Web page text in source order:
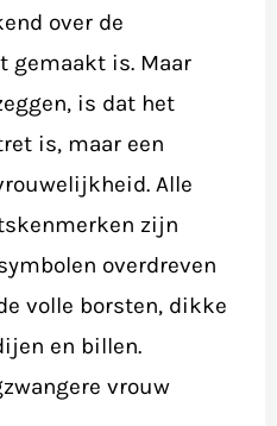
over de
gemaakt is. Maar
is dat het
is, maar een
Alle
zijn
overdreven
volle borsten, dikke
en billen.
vrouw